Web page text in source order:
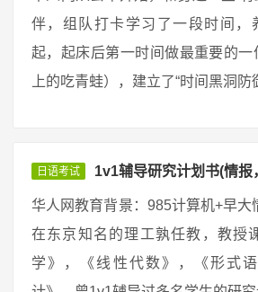
伴，组队打卡学习了一段时间，
起，起床后第一时间做最重要的一
上的吃青蛙），建立了“时间黑洞防
日语考试 1v1辅导研究计划书(情报
华人网教育背景：985计算机+早大
在东京知名的理工孰任教，教授
学》，《线性代数》，《形式